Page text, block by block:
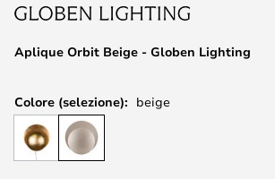
Aplique Orbit Beige - Globen Lighting
Colore (selezione): beige